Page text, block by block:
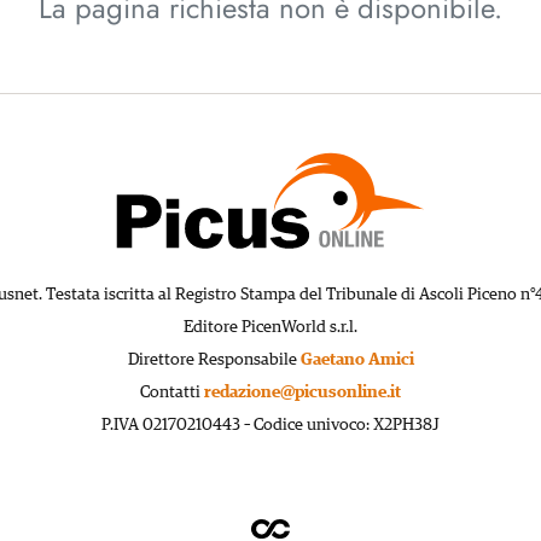
Testata iscritta al Registro Stampa del Tribunale di Ascoli Piceno
Editore PicenWorld s.r.l.
Direttore Responsabile Gaetano Amici
Contatti redazione@picusonline.it
P.IVA 02170210443 – Codice univoco: X2PH38J